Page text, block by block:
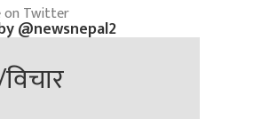
on Twitter
@newsnepal2